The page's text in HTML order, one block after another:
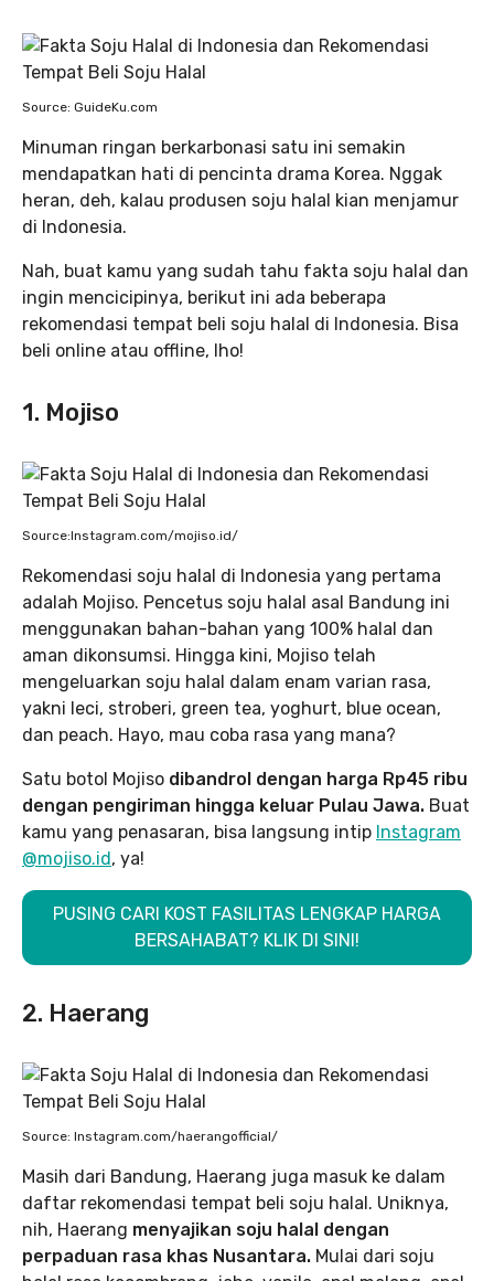
Source: GuideKu.com
Minuman ringan berkarbonasi satu ini semakin
mendapatkan hati di pencinta drama Korea. Nggak
heran, deh, kalau produsen soju halal kian menjamur
di Indonesia.
Nah, buat kamu yang sudah tahu fakta soju halal dan
ingin mencicipinya, berikut ini ada beberapa
rekomendasi tempat beli soju halal di Indonesia. Bisa
beli online atau offline, lho!
1. Mojiso
Source:Instagram.com/mojiso.id/
Rekomendasi soju halal di Indonesia yang pertama
adalah Mojiso. Pencetus soju halal asal Bandung ini
menggunakan bahan-bahan yang 100% halal dan
aman dikonsumsi. Hingga kini, Mojiso telah
mengeluarkan soju halal dalam enam varian rasa,
yakni leci, stroberi, green tea, yoghurt, blue ocean,
dan peach. Hayo, mau coba rasa yang mana?
Satu botol Mojiso dibandrol dengan harga Rp45 ribu
dengan pengiriman hingga keluar Pulau Jawa. Buat
kamu yang penasaran, bisa langsung intip Instagram
@mojiso.id, ya!
PUSING CARI KOST FASILITAS LENGKAP HARGA
BERSAHABAT? KLIK DI SINI!
2. Haerang
Source: Instagram.com/haerangofficial/
Masih dari Bandung, Haerang juga masuk ke dalam
daftar rekomendasi tempat beli soju halal. Uniknya,
nih, Haerang menyajikan soju halal dengan
perpaduan rasa khas Nusantara. Mulai dari soju